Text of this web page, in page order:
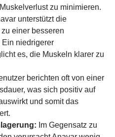
zu minimieren.
unterstützt die
einer besseren
Ein niedrigerer
es, die Muskeln klarer zu
berichten oft von einer
was sich positiv auf
und somit das
Im Gegensatz zu